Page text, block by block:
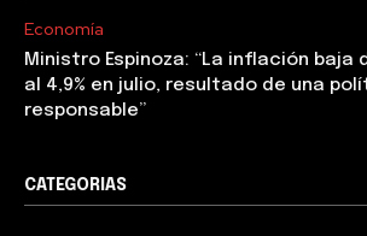
Economía
Ministro Espinoza: “La inflación baja
al 4,9% en julio, resultado de una
responsable”
CATEGORIAS